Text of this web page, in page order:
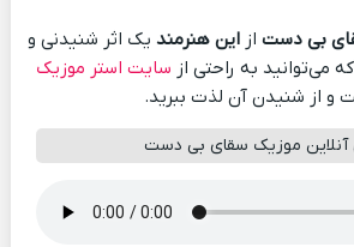
بی دست از این هنرمند یک اثر شنیدنی و
به راحتی از سایت استر موزیک
و از شنیدن آن لذت ببرید.
موزیک سقای بی دست